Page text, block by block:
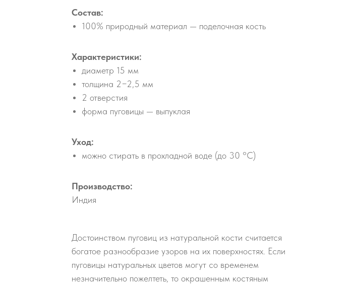
Состав:
100% природный материал — поделочная кость
Характеристики:
диаметр 15 мм
толщина 2−2,5 мм
2 отверстия
форма пуговицы — выпуклая
Уход:
можно стирать в прохладной воде (до 30 °С)
Производство:
Индия
Достоинством пуговиц из натуральной кости считается
богатое разнообразие узоров на их поверхностях. Если
пуговицы натуральных цветов могут со временем
незначительно пожелтеть, то окрашенным костяным